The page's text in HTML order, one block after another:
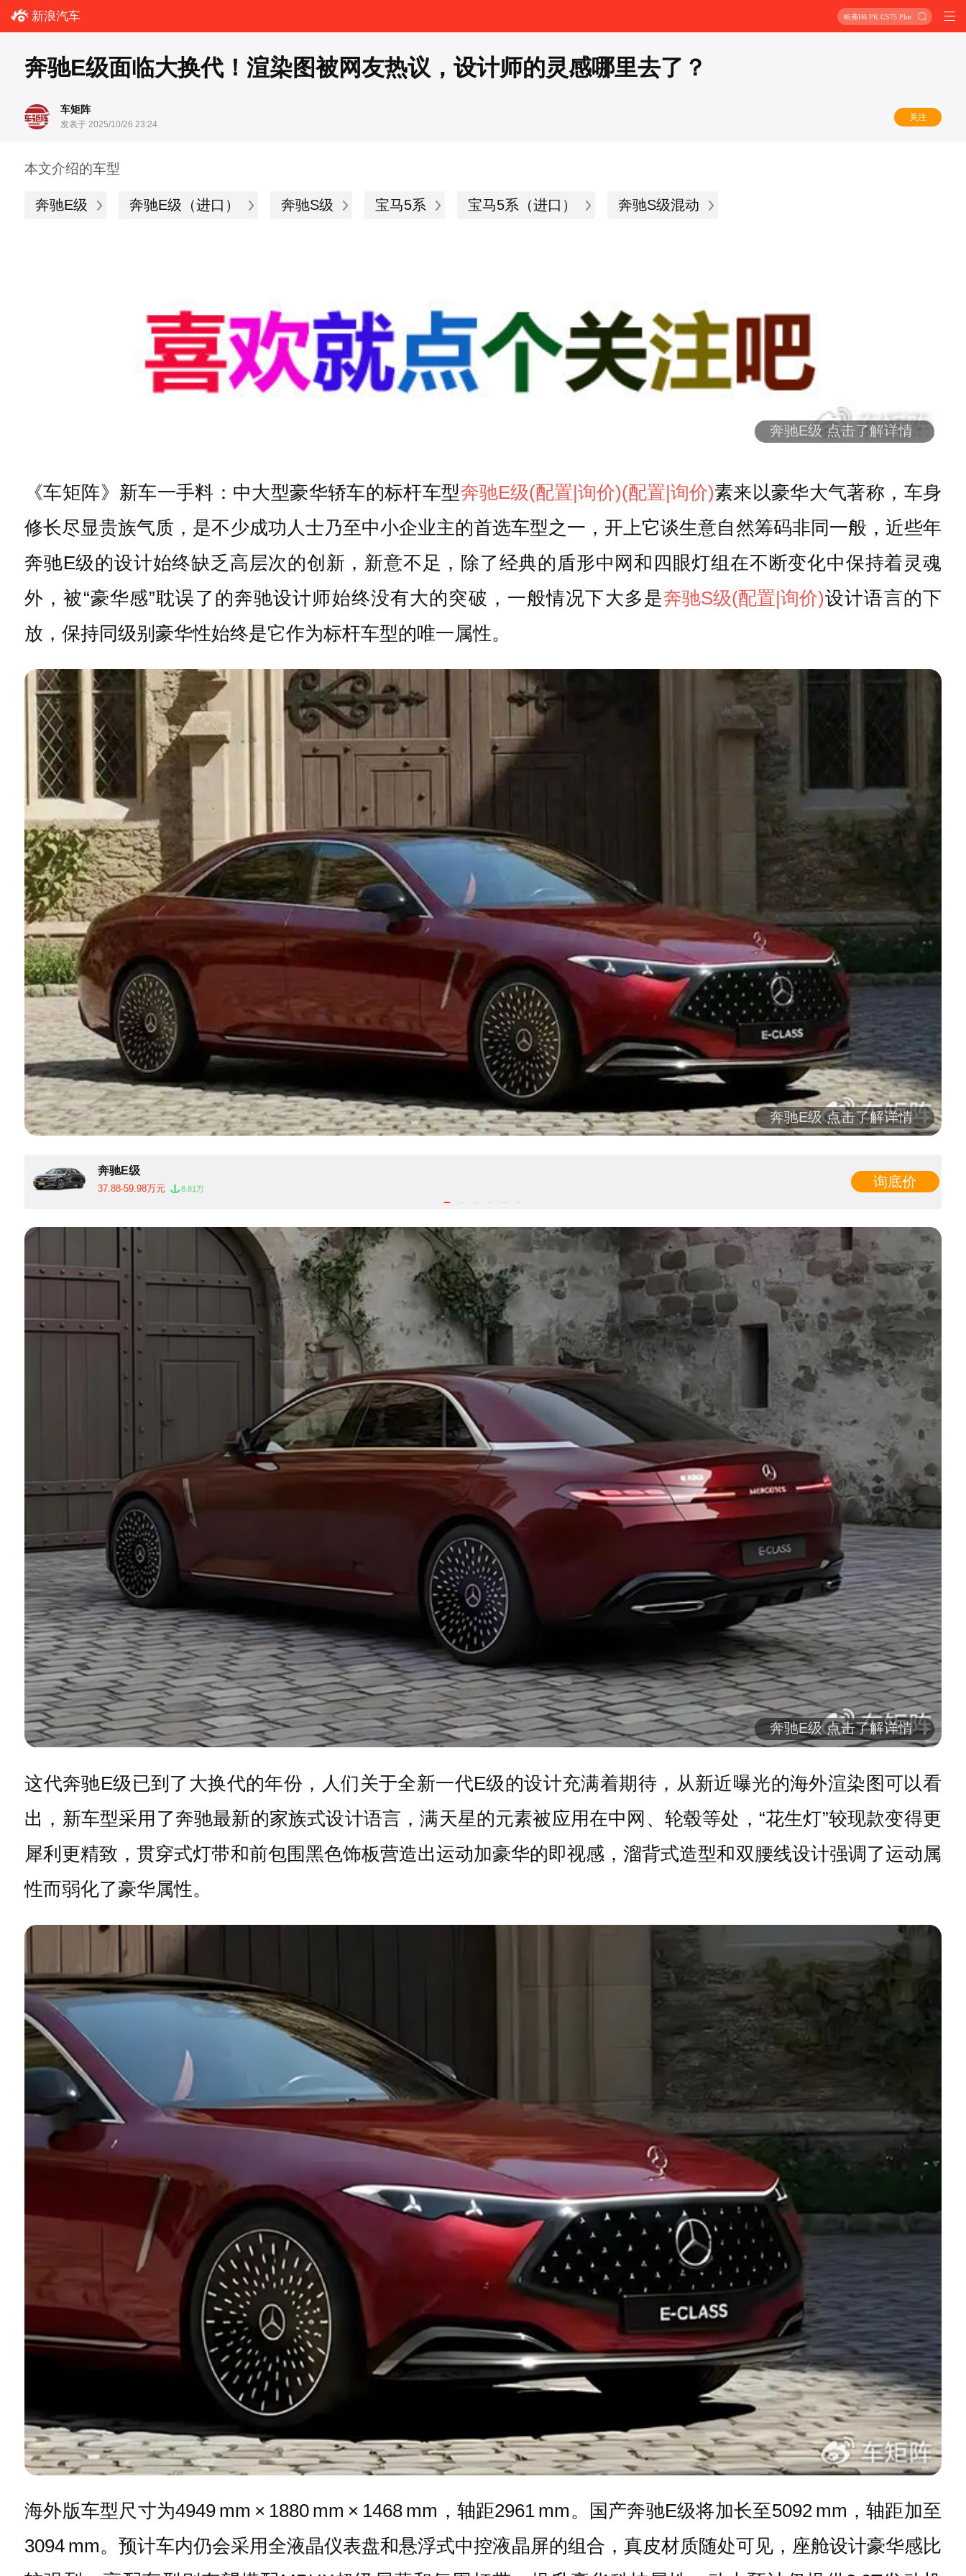
新浪汽车 哈弗H6 PK CS75 Plus
奔驰E级面临大换代！渲染图被网友热议，设计师的灵感哪里去了？
车矩阵
发表于 2025/10/26 23:24
关注
本文介绍的车型
奔驰E级 奔驰E级（进口） 奔驰S级 宝马5系 宝马5系（进口） 奔驰S级混动
奔驰E级 点击了解详情
《车矩阵》新车一手料：中大型豪华轿车的标杆车型奔驰E级(配置 |询价)(配置 |询价)素来以豪华大气著称，车身
修长尽显贵族气质，是不少成功人士乃至中小企业主的首选车型之一，开上它谈生意自然筹码非同一般，近些年
奔驰E级的设计始终缺乏高层次的创新，新意不足，除了经典的盾形中网和四眼灯组在不断变化中保持着灵魂
外，被“豪华感”耽误了的奔驰设计师始终没有大的突破，一般情况下大多是奔驰S级(配置 |询价)设计语言的下
放，保持同级别豪华性始终是它作为标杆车型的唯一属性。
奔驰E级 点击了解详情
奔驰E级
37.88-59.98万元 8.81万 询底价
奔驰E级 点击了解详情
这代奔驰E级已到了大换代的年份，人们关于全新一代E级的设计充满着期待，从新近曝光的海外渲染图可以看
出，新车型采用了奔驰最新的家族式设计语言，满天星的元素被应用在中网、轮毂等处，“花生灯”较现款变得更
犀利更精致，贯穿式灯带和前包围黑色饰板营造出运动加豪华的即视感，溜背式造型和双腰线设计强调了运动属
性而弱化了豪华属性。
海外版车型尺寸为4949 mm × 1880 mm × 1468 mm，轴距2961 mm。国产奔驰E级将加长至5092 mm，轴距加至
3094 mm。预计车内仍会采用全液晶仪表盘和悬浮式中控液晶屏的组合，真皮材质随处可见，座舱设计豪华感比